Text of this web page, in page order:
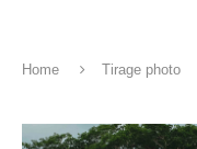
Home Tirage photo